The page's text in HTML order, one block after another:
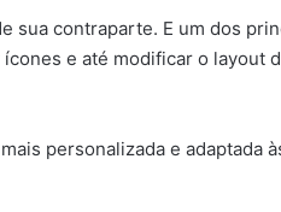
sua contraparte. E um dos
e até modificar o layout
personalizada e adaptada